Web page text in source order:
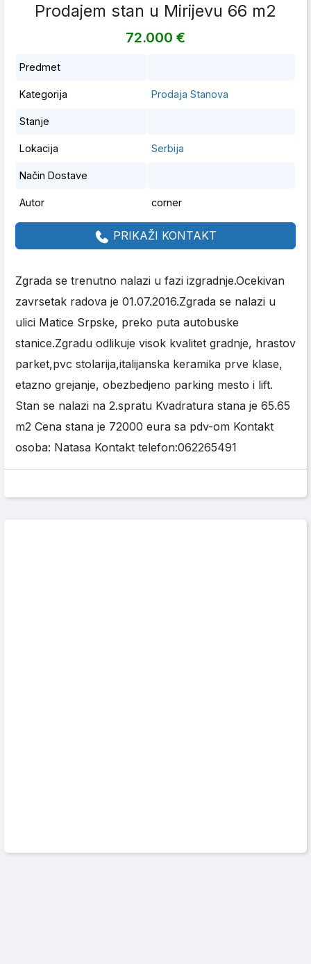
Prodajem stan u Mirijevu 66 m2
72.000 €
Predmet
Kategorija Prodaja Stanova
Stanje
Lokacija Serbija
Način Dostave
Autor corner
PRIKAŽI KONTAKT
Zgrada se trenutno nalazi u fazi izgradnje.Ocekivan
zavrsetak radova je 01.07.2016.Zgrada se nalazi u
ulici Matice Srpske, preko puta autobuske
stanice.Zgradu odlikuje visok kvalitet gradnje, hrastov
parket,pvc stolarija,italijanska keramika prve klase,
etazno grejanje, obezbedjeno parking mesto i lift.
Stan se nalazi na 2.spratu Kvadratura stana je 65.65
m2 Cena stana je 72000 eura sa pdv-om Kontakt
osoba: Natasa Kontakt telefon:062265491